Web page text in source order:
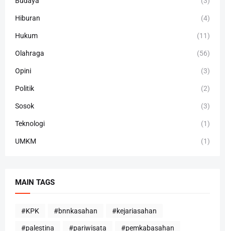
Hiburan (4)
Hukum (11)
Olahraga (56)
Opini (3)
Politik (2)
Sosok (3)
Teknologi (1)
UMKM (1)
MAIN TAGS
#KPK #bnnkasahan #kejariasahan
#palestina #pariwisata #pemkabasahan